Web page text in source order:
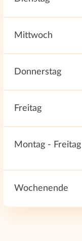
Mittwoch
Donnerstag
Freitag
Montag - Freitag
Wochenende